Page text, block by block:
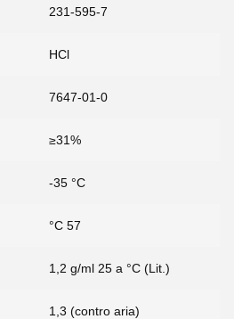
231-595-7
HCl
7647-01-0
≥31%
-35 °C
°C 57
1,2 g/ml 25 a °C (Lit.)
1,3 (contro aria)